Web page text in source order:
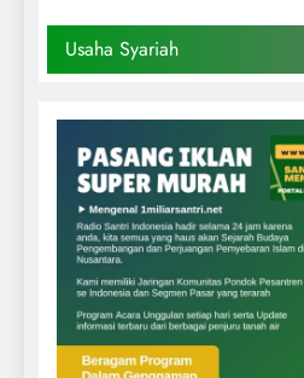
Usaha Syariah